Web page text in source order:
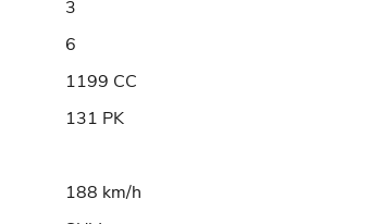
3
6
1199 CC
131 PK
188 km/h